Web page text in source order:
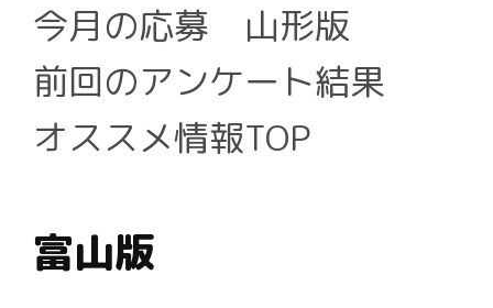
今月の応募 山形版
前回のアンケート結果
オススメ情報TOP
富山版